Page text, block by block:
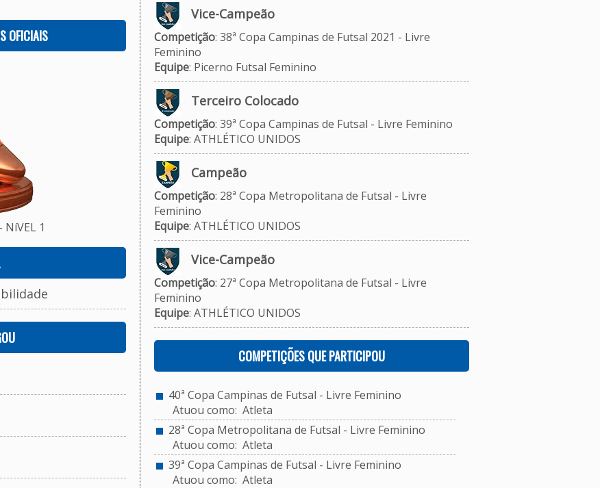
OFICIAIS
NíVEL 1
Vice-Campeão
Competição: 38ª Copa Campinas de Futsal 2021 - Livre
Feminino
Equipe: Picerno Futsal Feminino
Terceiro Colocado
Competição: 39ª Copa Campinas de Futsal - Livre Feminino
Equipe: ATHLÉTICO UNIDOS
Campeão
Competição: 28ª Copa Metropolitana de Futsal - Livre
Feminino
Equipe: ATHLÉTICO UNIDOS
Vice-Campeão
Competição: 27ª Copa Metropolitana de Futsal - Livre
Feminino
Equipe: ATHLÉTICO UNIDOS
COMPETIÇÕES QUE PARTICIPOU
40ª Copa Campinas de Futsal - Livre Feminino
Atuou como: Atleta
28ª Copa Metropolitana de Futsal - Livre Feminino
Atuou como: Atleta
39ª Copa Campinas de Futsal - Livre Feminino
Atuou como: Atleta